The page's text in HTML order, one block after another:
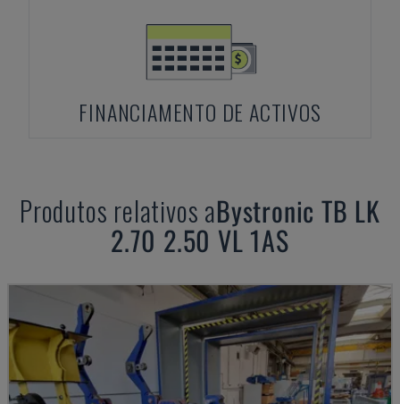
FINANCIAMENTO DE ACTIVOS
Produtos relativos aBystronic TB LK
2.70 2.50 VL 1AS